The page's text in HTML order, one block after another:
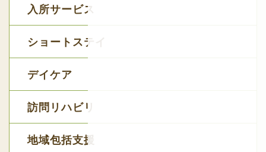
入所サービス
ショートステイ
デイケア
訪問リハビリ
地域包括支援